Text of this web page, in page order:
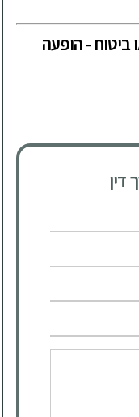
ביטוח - הופעה
דין